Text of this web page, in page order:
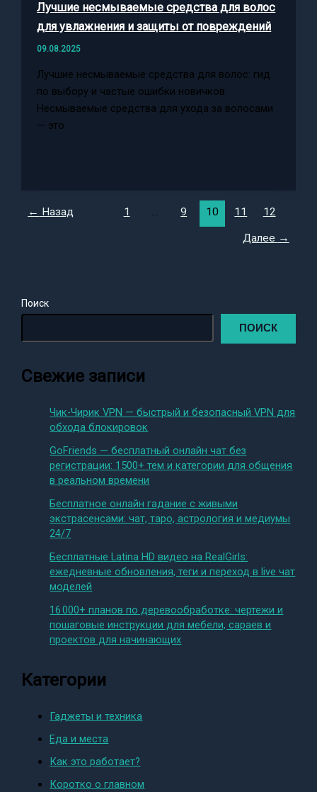
Лучшие несмываемые средства для волос
для увлажнения и защиты от повреждений
09.08.2025
Лучшие несмываемые средства для волос: гид
по выбору и частые ошибки новичков
Несмываемые средства для ухода за волосами
— это
← Назад 1 … 9 10 11 12
Далее →
Поиск
ПОИСК
Свежие записи
Чик-Чирик VPN — быстрый и безопасный VPN для
обхода блокировок
GoFriends — бесплатный онлайн чат без
регистрации: 1500+ тем и категории для общения
в реальном времени
Бесплатное онлайн гадание с живыми
экстрасенсами: чат, таро, астрология и медиумы
24/7
Бесплатные Latina HD видео на RealGirls:
ежедневные обновления, теги и переход в live чат
моделей
16 000+ планов по деревообработке: чертежи и
пошаговые инструкции для мебели, сараев и
проектов для начинающих
Категории
Гаджеты и техника
Еда и места
Как это работает?
Коротко о главном